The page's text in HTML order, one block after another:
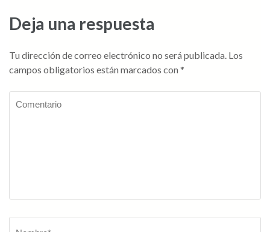
entradas
Deja una respuesta
Tu dirección de correo electrónico no será publicada. Los
campos obligatorios están marcados con *